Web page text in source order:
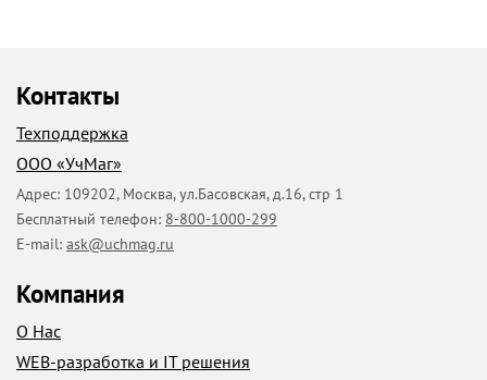
Контакты
Техподдержка
ООО «УчМаг»
Адрес: 109202, Москва,ул.Басовская, д.16, стр 1
Бесплатный телефон: 8-800-1000-299
E-mail: ask@uchmag.ru
Компания
О Нас
WEB-разработка и IT решения